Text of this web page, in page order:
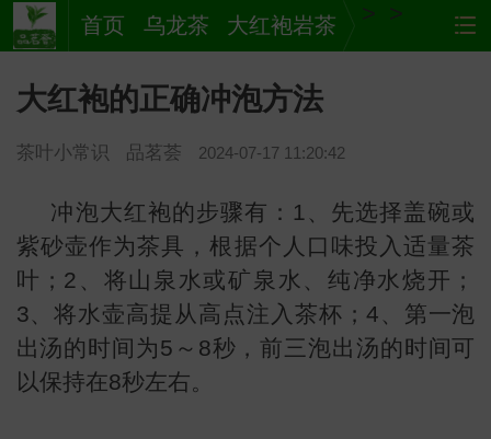
茶
首页 >
乌龙茶 >
大红袍岩茶
网站
大红袍的正确冲泡方法
茶叶小常识 品茗荟 2024-07-17 11:20:42
冲泡大红袍的步骤有：1、先选择盖碗或
紫砂壶作为茶具，根据个人口味投入适量茶
叶；2、将山泉水或矿泉水、纯净水烧开；
3、将水壶高提从高点注入茶杯；4、第一泡
出汤的时间为5～8秒，前三泡出汤的时间可
以保持在8秒左右。